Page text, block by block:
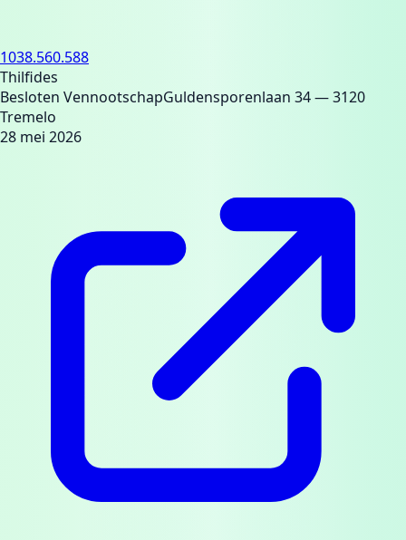
1038.560.588
Thilfides
Besloten VennootschapGuldensporenlaan 34— 3120
Tremelo
28 mei 2026